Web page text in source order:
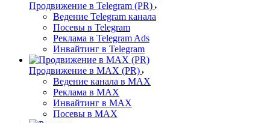
Продвижение в Telegram (PR)
Ведение Telegram канала
Посевы в Telegram
Реклама в Telegram Ads
Инвайтинг в Telegram
Продвижение в MAX (PR)
Ведение канала в MAX
Реклама в MAX
Инвайтинг в MAX
Посевы в MAX